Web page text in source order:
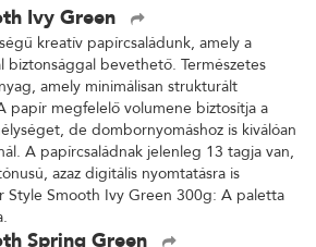
Ivy Green
kreatív papírcsaládunk, amely a
bevethető. Természetes
amely minimálisan strukturált
papír megfelelő volumene biztosítja a
de dombornyomáshoz is kiválóan
A papírcsaládnak jelenleg 13 tagja van,
azaz digitális nyomtatásra is
Style Smooth Ivy Green 300g: A paletta
Spring Green